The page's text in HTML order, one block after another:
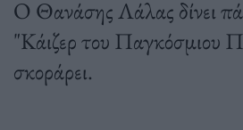
Ο Θανάσης Λάλας δίνει
"Κάιζερ του Παγκόσμιου
σκοράρει.